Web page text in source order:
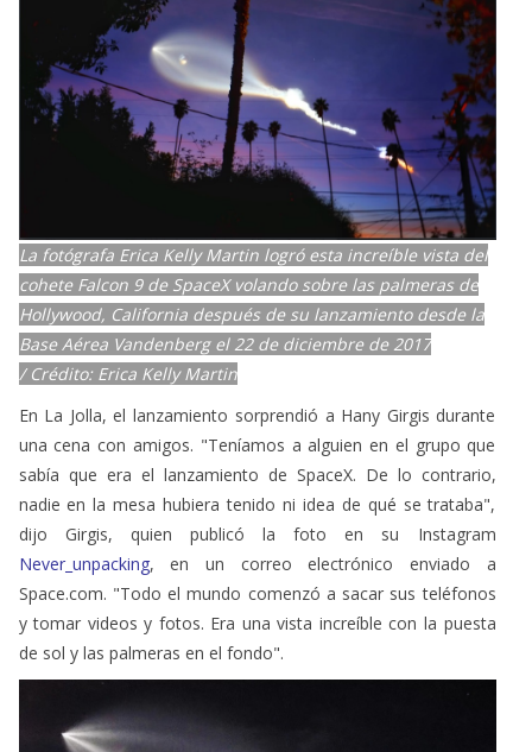
La fotógrafa Erica Kelly Martin logró esta increíble vista del
cohete Falcon 9 de SpaceX volando sobre las palmeras de
Hollywood, California después de su lanzamiento desde la
Base Aérea Vandenberg el 22 de diciembre de 2017
/Crédito: Erica Kelly Martin
En La Jolla, el lanzamiento sorprendió a Hany Girgis durante
sabía que era el lanzamiento de SpaceX. De lo contrario,
nadie en la mesa hubiera tenido ni idea de qué se trataba",
dijo Girgis, quien publicó la foto en su Instagram
, en un correo electrónico enviado a
Space.com. "Todo el mundo comenzó a sacar sus teléfonos
y tomar videos y fotos. Era una vista increíble con la puesta
de sol y las palmeras en el fondo".